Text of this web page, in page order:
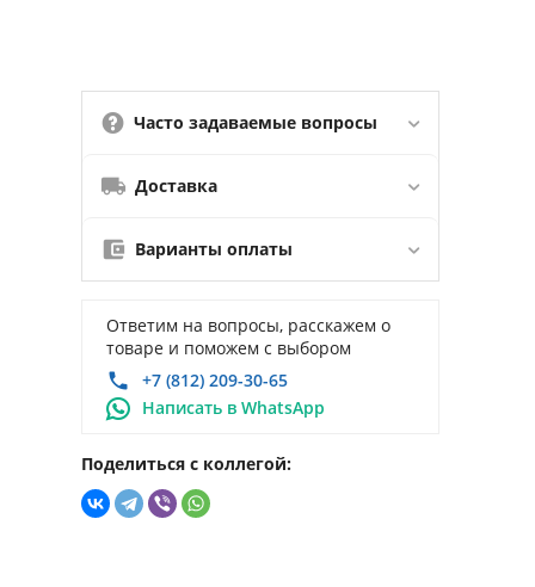
Часто задаваемые вопросы
Доставка
Варианты оплаты
Ответим на вопросы, расскажем о
товаре и поможем с выбором
+7 (812) 209-30-65
Написать в WhatsApp
Поделиться с коллегой: